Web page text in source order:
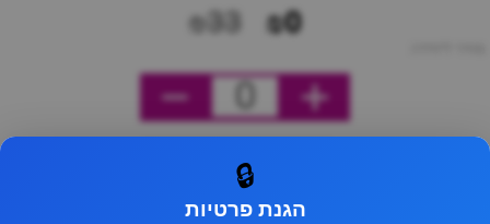
₪0
₪33
0
🔒
הגנת פרטיות